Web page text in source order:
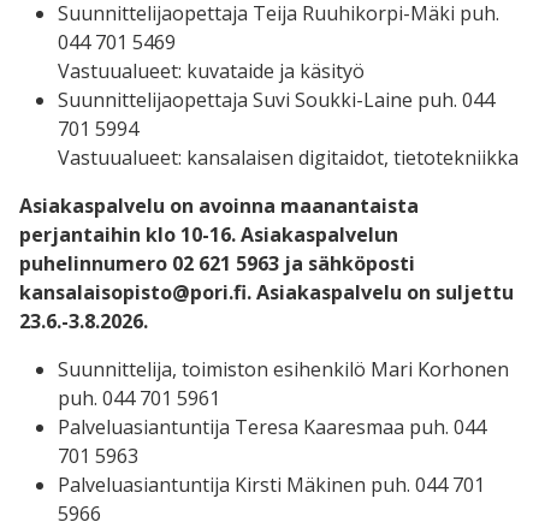
Suunnittelijaopettaja Teija Ruuhikorpi-Mäki puh.
044 701 5469
Vastuualueet: kuvataide ja käsityö
Suunnittelijaopettaja Suvi Soukki-Laine puh. 044
701 5994
Vastuualueet: kansalaisen digitaidot, tietotekniikka
Asiakaspalvelu on avoinna maanantaista
perjantaihin klo 10-16.Asiakaspalvelun
puhelinnumero 02 621 5963 ja sähköposti
kansalaisopisto@pori.fi.Asiakaspalvelu on suljettu
23.6.-3.8.2026.
Suunnittelija, toimiston esihenkilö Mari Korhonen
puh. 044 701 5961
Palveluasiantuntija Teresa Kaaresmaa puh. 044
701 5963
Palveluasiantuntija Kirsti Mäkinen puh. 044 701
5966